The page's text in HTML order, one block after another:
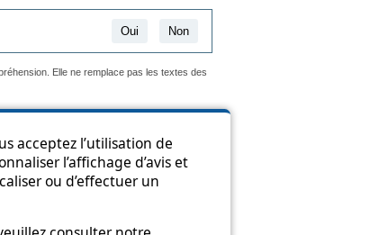
acceptez l’utilisation de
l’affichage d’avis et
ou d’effectuer un
Oui Non
Elle ne remplace pas les textes des